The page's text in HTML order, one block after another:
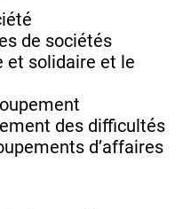
de sociétés
et solidaire et le
des difficultés
d’affaires